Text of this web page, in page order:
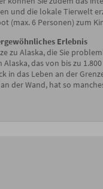
und die lokale Tierwelt
(max. 6 Personen) zum
Erlebnis
zu Alaska, die Sie
das von bis zu
in das Leben an der
der Wand, hat so